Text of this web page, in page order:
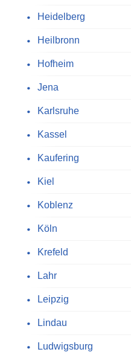
Heidelberg
Heilbronn
Hofheim
Jena
Karlsruhe
Kassel
Kaufering
Kiel
Koblenz
Köln
Krefeld
Lahr
Leipzig
Lindau
Ludwigsburg